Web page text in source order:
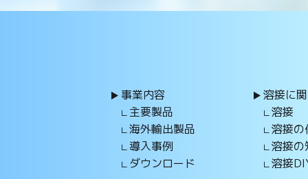
事業内容
主要製品
海外輸出製品
導入事例
ダウンロード
溶接に
溶接
溶接の
溶接の
溶接